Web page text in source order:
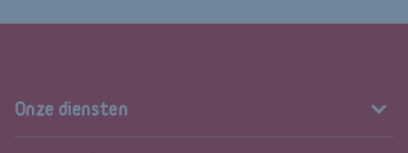
Onze diensten